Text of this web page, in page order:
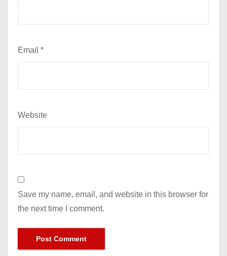
Email *
Website
Save my name, email, and website in this browser for
the next time I comment.